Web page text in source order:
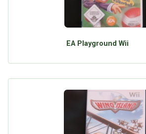
EA Playground Wii